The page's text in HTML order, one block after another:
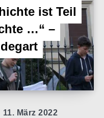
ist Teil
…“ –
11. März 2022